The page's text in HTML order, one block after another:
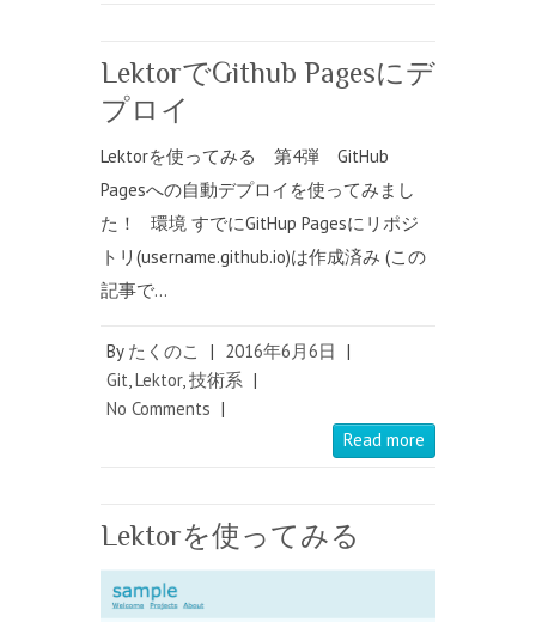
LektorでGithub Pagesにデ
プロイ
Lektorを使ってみる 第4弾 GitHub
Pagesへの自動デプロイを使ってみまし
た！ 環境 すでにGitHup Pagesにリポジ
トリ(username.github.io)は作成済み (この
記事で…
By たくのこ | 2016年6月6日 |
Git,Lektor,技術系 |
No Comments |
Read more
Lektorを使ってみる